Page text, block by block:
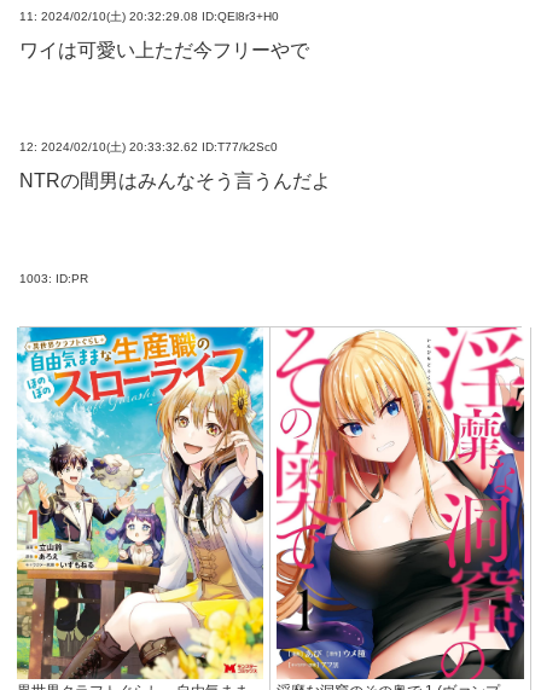
11: 2024/02/10(土) 20:32:29.08 ID:QEl8r3+H0
ワイは可愛い上ただ今フリーやで
12: 2024/02/10(土) 20:33:32.62 ID:T77/k2Sc0
NTRの間男はみんなそう言うんだよ
1003: ID:PR